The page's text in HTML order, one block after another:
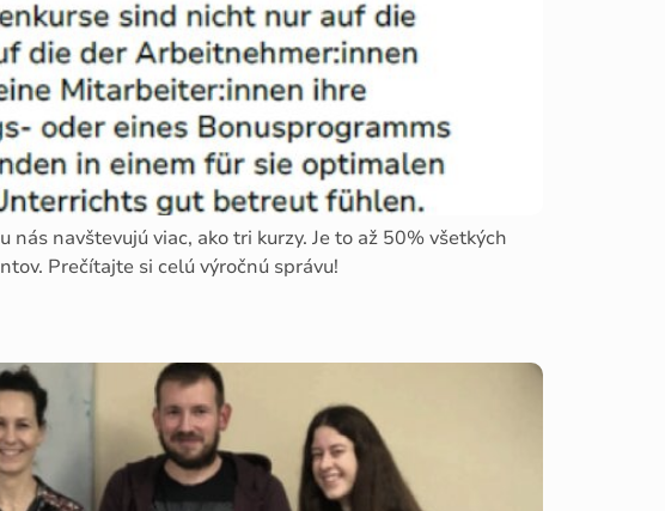
navštevujú viac, ako tri kurzy. Je to až 50% všetkých
Prečítajte si celú výročnú správu!